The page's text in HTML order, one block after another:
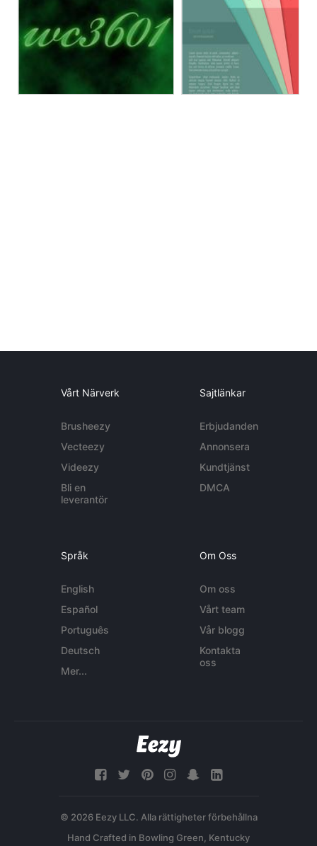
Vårt Närverk
Brusheezy
Vecteezy
Videezy
Bli en
leverantör
Sajtlänkar
Erbjudanden
Annonsera
Kundtjänst
DMCA
Språk
English
Español
Português
Deutsch
Mer...
Om Oss
Om oss
Vårt team
Vår blogg
Kontakta
oss
© 2026 Eezy LLC. Alla rättigheter förbehållna